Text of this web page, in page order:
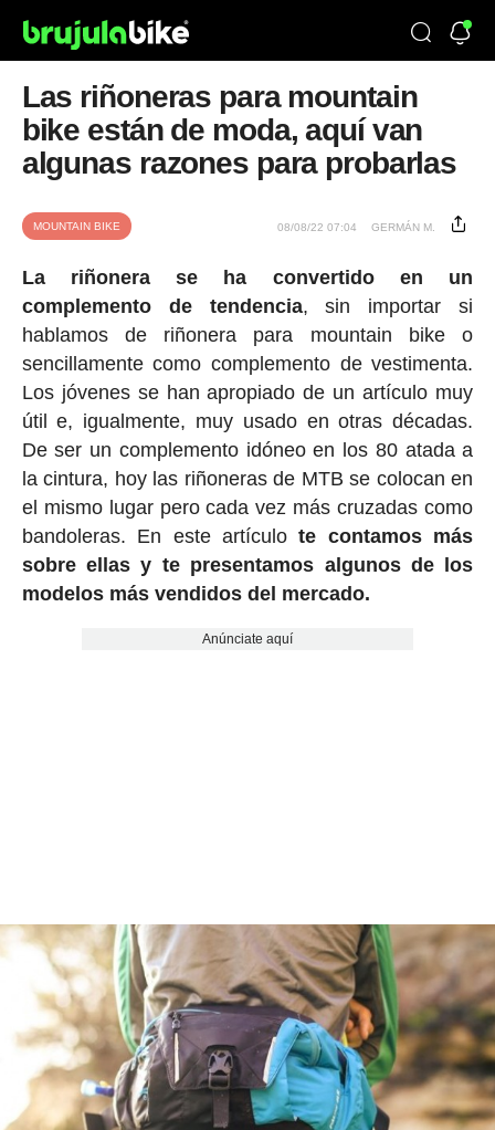
Las riñoneras para mountain
bike están de moda, aquí van
algunas razones para probarlas
MOUNTAIN BIKE 08/08/22 07:04 GERMÁN M.
La riñonera se ha convertido en un
complemento de tendencia, sin importar si
hablamos de riñonera para mountain bike o
sencillamente como complemento de vestimenta.
Los jóvenes se han apropiado de un artículo muy
útil e, igualmente, muy usado en otras décadas.
De ser un complemento idóneo en los 80 atada a
la cintura, hoy las riñoneras de MTB se colocan en
el mismo lugar pero cada vez más cruzadas como
bandoleras. En este artículote contamos más
sobre ellas y te presentamos algunos de los
modelos más vendidos del mercado.
Anúnciate aquí